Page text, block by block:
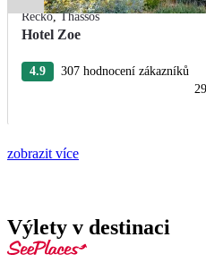
Řecko,Thassos
Hotel Zoe
4.9
307 hodnocení zákazníků
zobrazit více
Výlety v destinaci